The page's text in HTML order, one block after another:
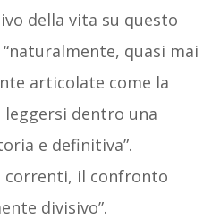
della vita su questo
“naturalmente, quasi mai
articolate come la
dentro una
e definitiva”.
correnti, il confronto
divisivo”.